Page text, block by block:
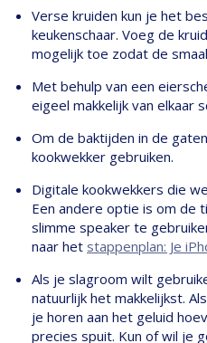
Verse kruiden kun je het
keukenschaar. Voeg de
mogelijk toe zodat de
Met behulp van een
eigeel makkelijk van elkaar
Om de baktijden in de
kookwekker gebruiken.
Digitale kookwekkers die
Een andere optie is om de
slimme speaker te
naar het stappenplan: Je
Als je slagroom wilt
natuurlijk het makkelijkst.
je horen aan het geluid
precies spuit. Kun of wil je